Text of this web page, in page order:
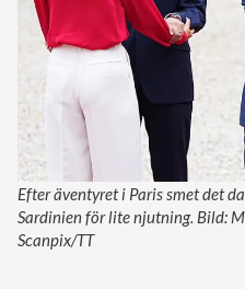
Efter äventyret i Paris smet det
Sardinien för lite njutning. Bild:
Scanpix/TT